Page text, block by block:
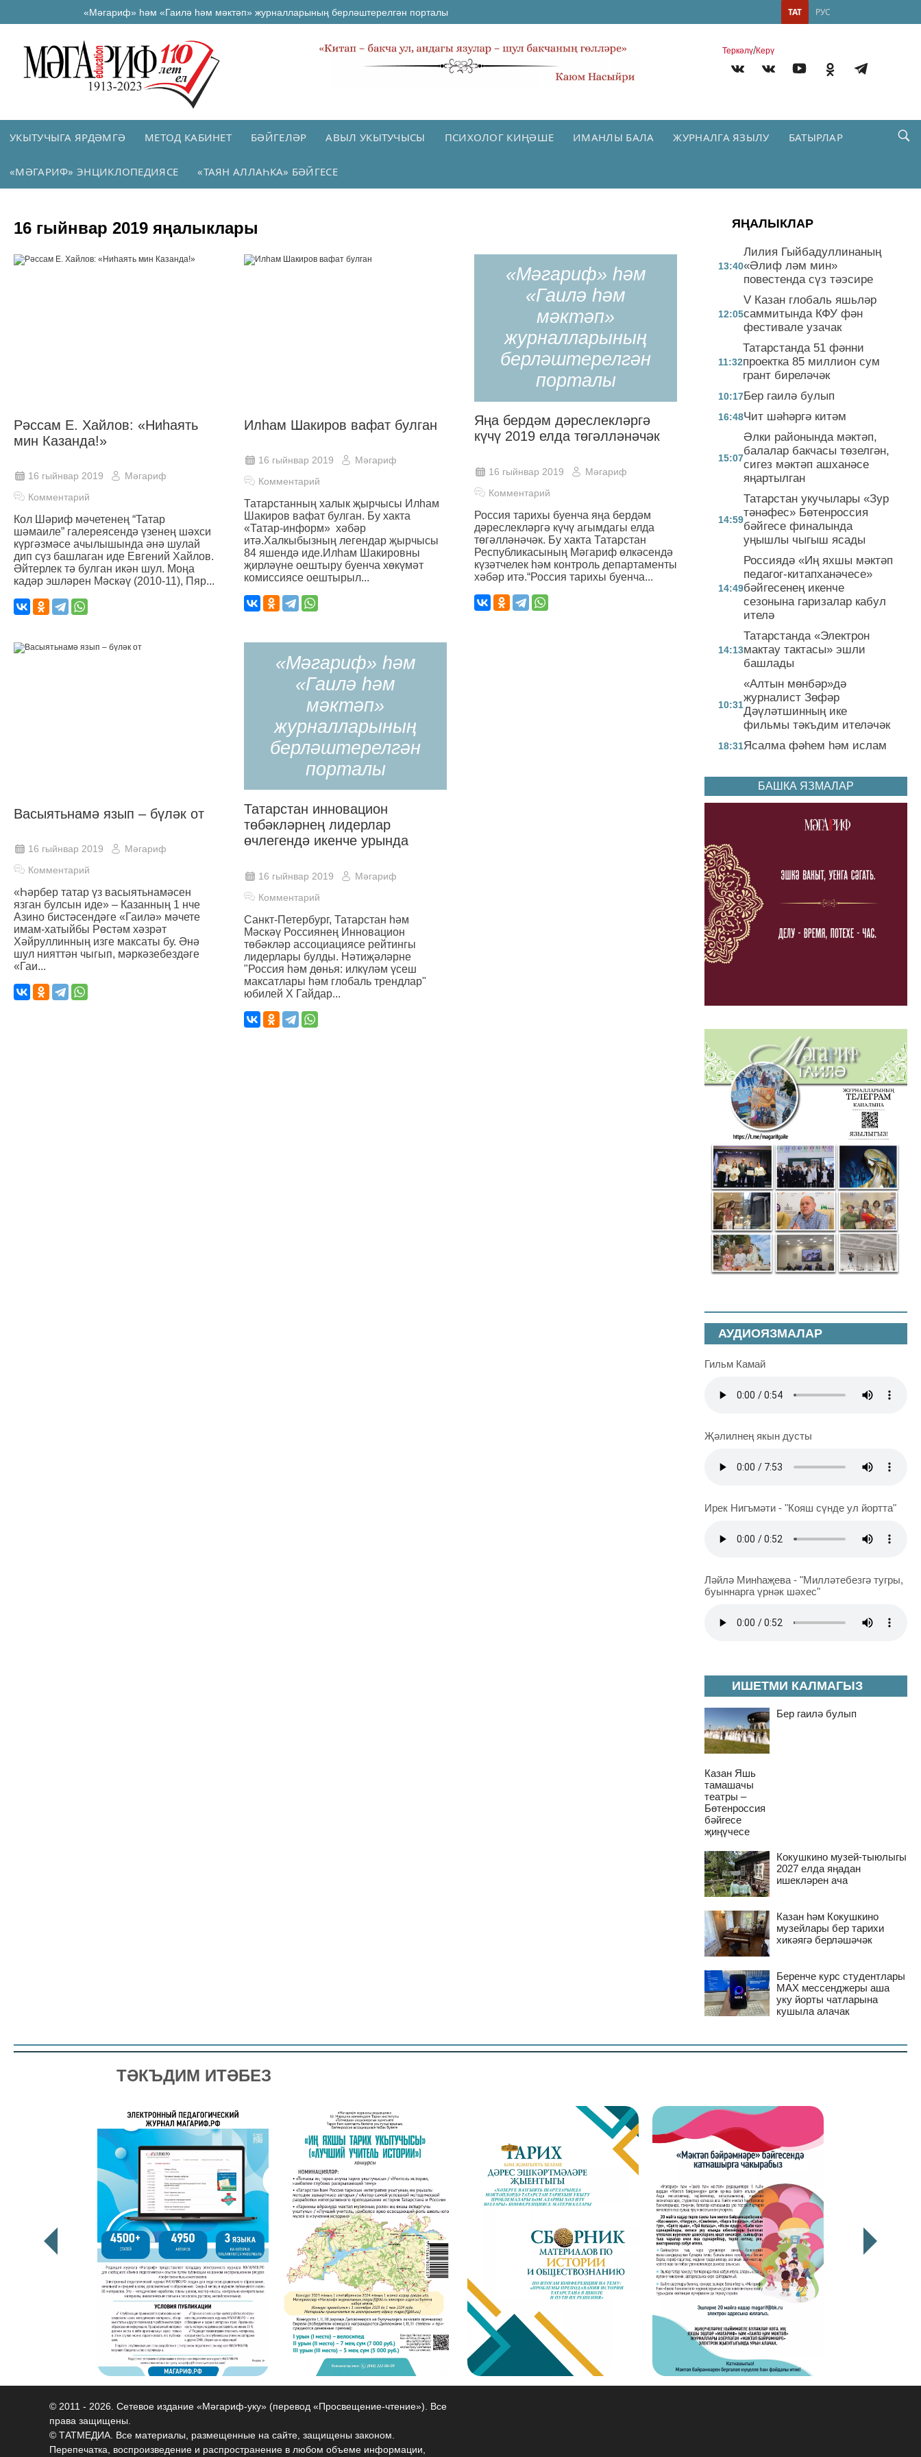
«Мәгариф» һәм «Гаилә һәм мәктәп» журналларының берләштерелгән порталы РУС
ТАТ
Теркəлү/Керү
УКЫТУЧЫГА ЯРДӘМГӘ МЕТОД КАБИНЕТ БӘЙГЕЛӘР АВЫЛ УКЫТУЧЫСЫ ПСИХОЛОГ КИҢӘШЕ ИМАНЛЫ БАЛА ЖУРНАЛГА ЯЗЫЛУ БАТЫРЛАР
«МӘГАРИФ» ЭНЦИКЛОПЕДИЯСЕ «ТАЯН АЛЛАҺКА» БӘЙГЕСЕ
16 гыйнвар 2019 яңалыклары
Рәссам Е. Хайлов: «Ниһаять
мин Казанда!»
16 гыйнвар 2019
Мәгариф
Комментарий
Кол Шәриф мәчетенең “Татар
шәмаиле” галереясендә үзенең шәхси
күргәзмәсе ачылышында әнә шулай
дип сүз башлаган иде Евгений Хайлов.
Әйтерлек тә булган икән шул. Моңа
кадәр эшләрен Мәскәү (2010-11), Пяр...
Илһам Шакиров вафат булган
16 гыйнвар 2019
Мәгариф
Комментарий
Татарстанның халык җырчысы Илһам
Шакиров вафат булган. Бу хакта
«Татар-информ» хәбәр
итә.Халкыбызның легендар җырчысы
84 яшендә иде.Илһам Шакировны
җирләүне оештыру буенча хөкүмәт
комиссиясе оештырыл...
«Мәгариф» һәм
«Гаилә һәм
мәктәп»
журналларының
берләштерелгән
порталы
Яңа бердәм дәреслекләргә
күчү 2019 елда төгәлләнәчәк
16 гыйнвар 2019
Мәгариф
Комментарий
Россия тарихы буенча яңа бердәм
дәреслекләргә күчү агымдагы елда
төгәлләнәчәк. Бу хакта Татарстан
Республикасының Мәгариф өлкәсендә
күзәтчелек һәм контроль департаменты
хәбәр итә.“Россия тарихы буенча...
Васыятьнамә язып – бүләк от
16 гыйнвар 2019
Мәгариф
Комментарий
«Һәрбер татар үз васыятьнамәсен
язган булсын иде» – Казанның 1 нче
Азино бистәсендәге «Гаилә» мәчете
имам-хатыйбы Рөстәм хәзрәт
Хәйруллинның изге максаты бу. Әнә
шул нияттән чыгып, мәркәзебездәге
«Гаи...
«Мәгариф» һәм
«Гаилә һәм
мәктәп»
журналларының
берләштерелгән
порталы
Татарстан инновацион
төбәкләрнең лидерлар
өчлегендә икенче урында
16 гыйнвар 2019
Мәгариф
Комментарий
Санкт-Петербург, Татарстан һәм
Мәскәү Россиянең Инновацион
төбәкләр ассоциациясе рейтингы
лидерлары булды. Нәтиҗәләрне
"Россия һәм дөнья: илкүләм үсеш
максатлары һәм глобаль трендлар"
юбилей Х Гайдар...
ЯҢАЛЫКЛАР
13:40
Лилия Гыйбадуллинаның
«Әлиф ләм мин»
повестенда сүз тәэсире
12:05
V Казан глобаль яшьләр
саммитында КФУ фән
фестивале узачак
11:32
Татарстанда 51 фәнни
проектка 85 миллион сум
грант биреләчәк
10:17Бер гаилә булып
16:48Чит шәһәргә китәм
15:07
Әлки районында мәктәп,
балалар бакчасы төзелгән,
сигез мәктәп ашханәсе
яңартылган
14:59
Татарстан укучылары «Зур
тәнәфес» Бөтенроссия
бәйгесе финалында
уңышлы чыгыш ясады
14:49
Россиядә «Иң яхшы мәктәп
педагог-китапханәчесе»
бәйгесенең икенче
сезонына гаризалар кабул
ителә
14:13
Татарстанда «Электрон
мактау тактасы» эшли
башлады
10:31
«Алтын мөнбәр»дә
журналист Зөфәр
Дәүләтшинның ике
фильмы тәкъдим ителәчәк
18:31Ясалма фәһем һәм ислам
БАШКА ЯЗМАЛАР
ИШЕТМИ КАЛМАГЫЗ
Бер гаилә булып
Казан Яшь
тамашачы
театры –
Бөтенроссия
бәйгесе
җиңүчесе
Кокушкино музей-тыюлыгы
2027 елда яңадан
ишекләрен ача
Казан һәм Кокушкино
музейлары бер тарихи
хикәягә берләшәчәк
Беренче курс студентлары
MAX мессенджеры аша
уку йорты чатларына
кушыла алачак
АУДИОЯЗМАЛАР
Гильм Камай
Җәлилнең якын дусты
Ирек Нигъмәти - "Кояш сүнде ул йортта"
Ләйлә Минһаҗева - "Милләтебезгә тугры,
буыннарга үрнәк шәхес"
ТӘКЪДИМ ИТӘБЕЗ
© 2011 - 2026. Сетевое издание «Мәгариф-уку» (перевод «Просвещение-чтение»). Все
права защищены.
© ТАТМЕДИА. Все материалы, размещенные на сайте, защищены законом.
Перепечатка, воспроизведение и распространение в любом объеме информации,